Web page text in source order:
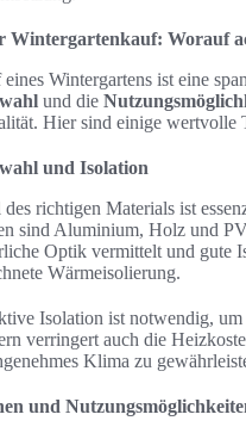
Wintergartenkauf: Worauf
Wintergartens ist eine
und die
Hier sind einige wertvolle
und Isolation
richtigen Materials ist
sind Aluminium, Holz und
Optik vermittelt und gute
Wärmeisolierung.
Isolation ist notwendig,
verringert auch die
Klima zu
und